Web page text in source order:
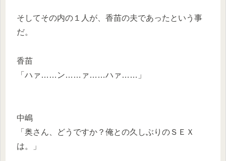
そしてその内の１人が、香苗の夫であったという事
だ。
香苗
「ハァ……ン……ァ……ハァ……」
中嶋
「奥さん、どうですか？俺との久しぶりのＳＥＸ
は。」